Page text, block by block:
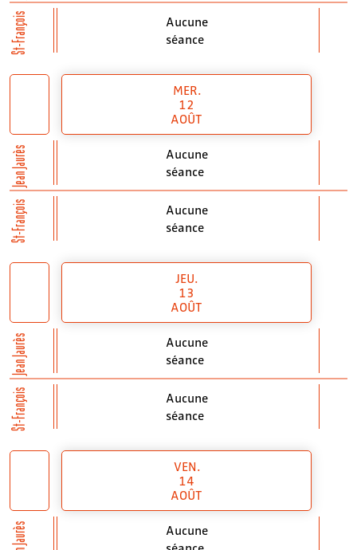
St-François
Aucune
séance
Jean Jaurès
St-François
MER.
12
AOÛT
Aucune
séance
Aucune
séance
Jean Jaurès
St-François
JEU.
13
AOÛT
Aucune
séance
Aucune
séance
VEN.
14
AOÛT
Aucune